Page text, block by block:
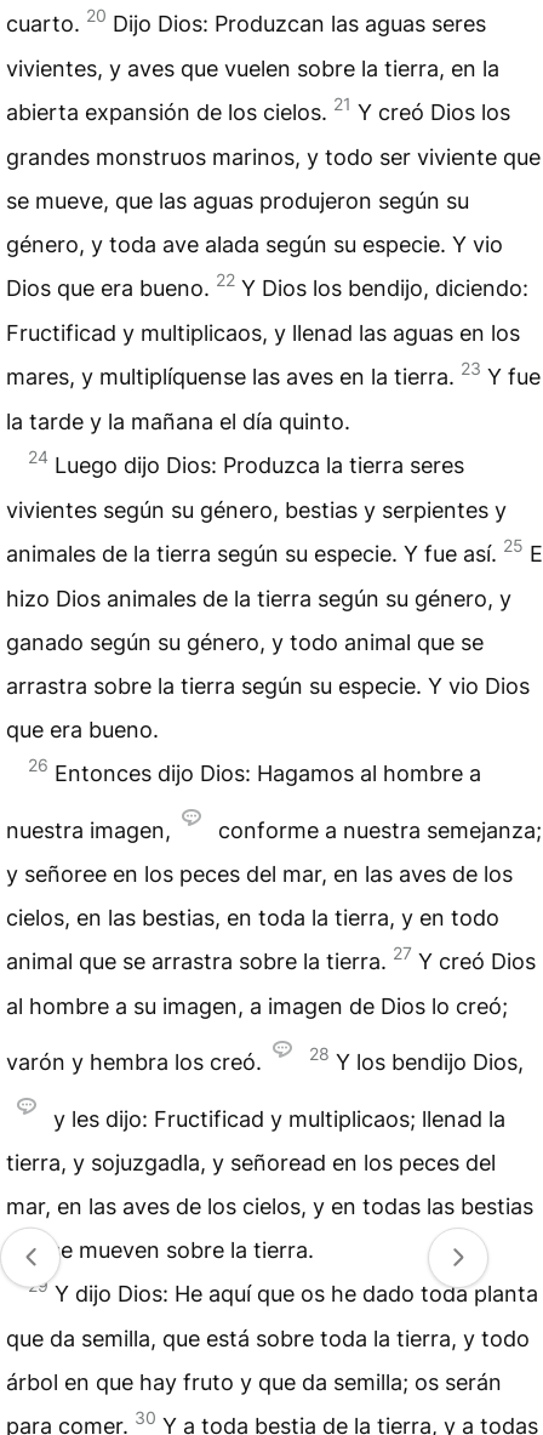
cuarto. 20 Dijo Dios: Produzcan las aguas seres
vivientes, y aves que vuelen sobre la tierra, en la
abierta expansión de los cielos. 21 Y creó Dios los
grandes monstruos marinos, y todo ser viviente que
se mueve, que las aguas produjeron según su
género, y toda ave alada según su especie. Y vio
Dios que era bueno. 22 Y Dios los bendijo, diciendo:
Fructificad y multiplicaos, y llenad las aguas en los
mares, y multiplíquense las aves en la tierra. 23 Y fue
la tarde y la mañana el día quinto.
24 Luego dijo Dios: Produzca la tierra seres
vivientes según su género, bestias y serpientes y
animales de la tierra según su especie. Y fue así. 25 E
hizo Dios animales de la tierra según su género, y
ganado según su género, y todo animal que se
arrastra sobre la tierra según su especie. Y vio Dios
que era bueno.
26 Entonces dijo Dios: Hagamos al hombre a
nuestra imagen,
conforme a nuestra semejanza;
y señoree en los peces del mar, en las aves de los
cielos, en las bestias, en toda la tierra, y en todo
animal que se arrastra sobre la tierra. 27 Y creó Dios
al hombre a su imagen, a imagen de Dios lo creó;
varón y hembra los creó. 28 Y los bendijo Dios,
y les dijo: Fructificad y multiplicaos; llenad la
tierra, y sojuzgadla, y señoread en los peces del
mar, en las aves de los cielos, y en todas las bestias
que se mueven sobre la tierra.
29 Y dijo Dios: He aquí que os he dado toda planta
que da semilla, que está sobre toda la tierra, y todo
árbol en que hay fruto y que da semilla; os serán
para comer. 30 Y a toda bestia de la tierra, y a todas